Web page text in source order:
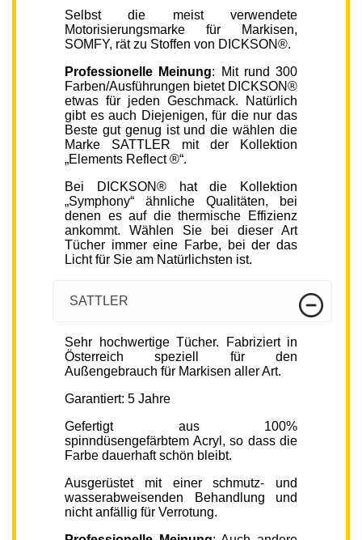
Selbst die meist verwendete
Motorisierungsmarke für Markisen,
SOMFY, rät zu Stoffen von DICKSON®.
Professionelle Meinung: Mit rund 300
Farben/Ausführungen bietet DICKSON®
etwas für jeden Geschmack. Natürlich
gibt es auch Diejenigen, für die nur das
Beste gut genug ist und die wählen die
Marke SATTLER mit der Kollektion
„Elements Reflect ®“.
Bei DICKSON® hat die Kollektion
„Symphony“ ähnliche Qualitäten, bei
denen es auf die thermische Effizienz
ankommt. Wählen Sie bei dieser Art
Tücher immer eine Farbe, bei der das
Licht für Sie am Natürlichsten ist.
SATTLER
Sehr hochwertige Tücher. Fabriziert in
Österreich speziell für den
Außengebrauch für Markisen aller Art.
Garantiert: 5 Jahre
Gefertigt aus 100%
spinndüsengefärbtem Acryl, so dass die
Farbe dauerhaft schön bleibt.
Ausgerüstet mit einer schmutz- und
wasserabweisenden Behandlung und
nicht anfällig für Verrotung.